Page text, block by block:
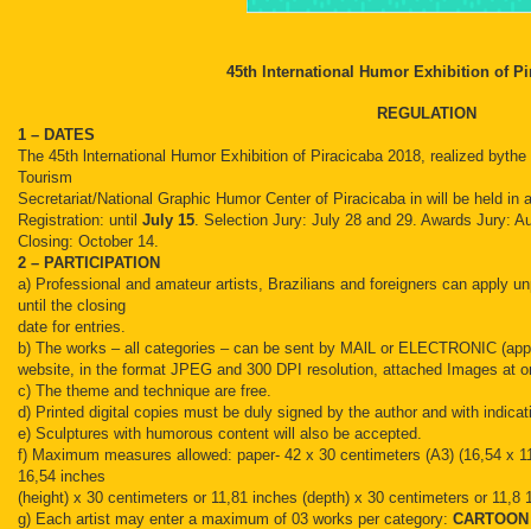
45th lnternational Humor Exhibition of
REGULATION
1 – DATES
The 45th lnternational Humor Exhibition of Piracicaba 2018, realized
Tourism
Secretariat/National Graphic Humor Center of Piracicaba in will be held in
Registration: until July 15 . Selection Jury: July 28 and 29. Awards Jury:
Closing: October 14.
2 – PARTICIPATION
a) Professional and amateur artists, Brazilians and foreigners can apply
until the closing
date for entries.
b) The works – all categories – can be sent by MAlL or ELECTRONIC
website, in the format JPEG and 300 DPI resolution, attached Images at
c) The theme and technique are free.
d) Printed digital copies must be duly signed by the author and with
e) Sculptures with humorous content will also be accepted.
f) Maximum measures allowed: paper- 42 x 30 centimeters (A3) (16,54 x
16,54 inches
(height) x 30 centimeters or 11,81 inches (depth) x 30 centimeters or 11,8
g) Each artist may enter a maximum of 03 works per category: